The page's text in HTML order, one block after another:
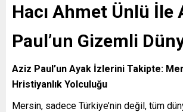
Hacı Ahmet Ünlü İle
Paul’un Gizemli
Aziz Paul’un Ayak İzlerini Takipte:
Hristiyanlık Yolculuğu
Mersin, sadece Türkiye’nin değil, tüm